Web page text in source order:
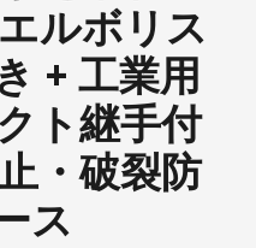
ルボリス
+ 工業用
ト継手付
・破裂防
ス